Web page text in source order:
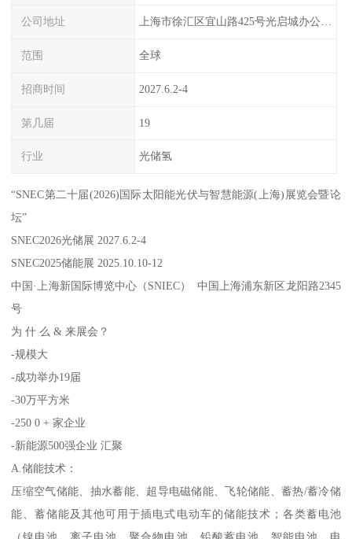
公司地址 上海市徐汇区宜山路425号光启城办公楼905-907室
范围 全球
招商时间 2027.6.2-4
第几届 19
行业 光储氢
“SNEC第二十届(2026)国际太阳能光伏与智慧能源(上海)展览会暨论
坛”
SNEC2026光储展 2027.6.2-4
SNEC2025储能展 2025.10.10-12
中国·上海新国际博览中心（SNIEC） 中国上海浦东新区龙阳路2345
号
为 什 么 & 来展会？
-规模大
-成功举办19届
-30万平方米
-250 0 + 家企业
-新能源500强企业 汇聚
A.储能技术：
压缩空气储能、抽水蓄能、超导电磁储能、飞轮储能、蓄热/蓄冷储
能、蓄储能及其他可用于插电式电动车的储能技术；各类蓄电池